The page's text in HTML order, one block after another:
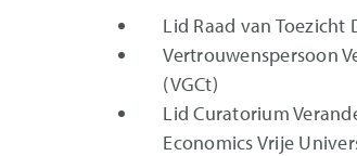
Lid Raad van Toezicht
Vertrouwenspersoon
(VGCt)
Lid Curatorium
Economics Vrije